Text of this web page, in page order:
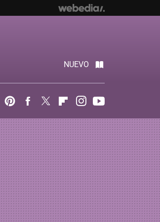
NUEVO
PinterestFacebook
Twitter FlipboardInstagram